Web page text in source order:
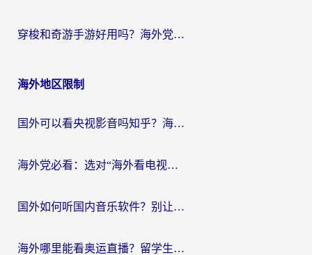
穿梭和奇游手游好用吗？海外党亲测3款回国加速器，附蜜蜂加速器七天试用攻略
海外地区限制
国外可以看央视影音吗知乎？海外党亲测有效的回国加速方案
海外党必看：选对“海外看电视剧软件”，再也不用愁国内剧刷不了
国外如何听国内音乐软件？别让地域限制，断了你的中文歌单
海外哪里能看奥运直播？留学生&海外华人必看的体育赛事观赛终极指南